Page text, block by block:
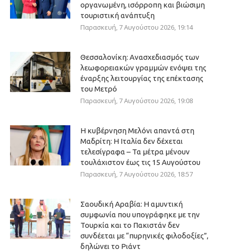
οργανωμένη, ισόρροπη και βιώσιμη
τουριστική ανάπτυξη
Παρασκευή, 7 Αυγούστου 2026, 19:14
Θεσσαλονίκη: Ανασχεδιασμός των
λεωφορειακών γραμμών ενόψει της
έναρξης λειτουργίας της επέκτασης
του Μετρό
Παρασκευή, 7 Αυγούστου 2026, 19:08
Η κυβέρνηση Μελόνι απαντά στη
Μαδρίτη: Η Ιταλία δεν δέχεται
τελεσίγραφα – Τα μέτρα μένουν
τουλάχιστον έως τις 15 Αυγούστου
Παρασκευή, 7 Αυγούστου 2026, 18:57
Σαουδική Αραβία: Η αμυντική
συμφωνία που υπογράφηκε με την
Τουρκία και το Πακιστάν δεν
συνδέεται με “πυρηνικές φιλοδοξίες”,
δηλώνει το Ριάντ